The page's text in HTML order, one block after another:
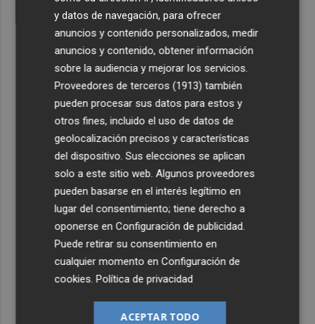
y datos de navegación, para ofrecer
anuncios y contenido personalizados, medir
anuncios y contenido, obtener información
sobre la audiencia y mejorar los servicios.
Proveedores de terceros (1913) también
pueden procesar sus datos para estos y
otros fines, incluido el uso de datos de
geolocalización precisos y características
del dispositivo. Sus elecciones se aplican
solo a este sitio web. Algunos proveedores
pueden basarse en el interés legítimo en
lugar del consentimiento; tiene derecho a
oponerse enConfiguración de publicidad.
Puede retirar su consentimiento en
cualquier momento enConfiguración de
cookies.Política de privacidad
ACEPTAR TODO